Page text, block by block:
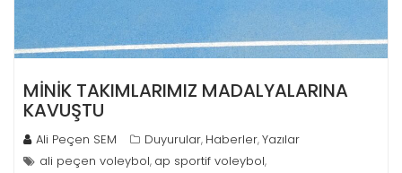
MİNİK TAKIMLARIMIZ MADALYALARINA
KAVUŞTU
Ali Peçen SEM Duyurular, Haberler,Yazılar
ali peçen voleybol, ap sportif voleybol,